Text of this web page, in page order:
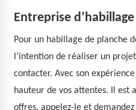
Entreprise
Pour un habillage de planche
l’intention de réaliser un
contacter. Avec son
hauteur de vos attentes. Il est
offres, appelez-le et